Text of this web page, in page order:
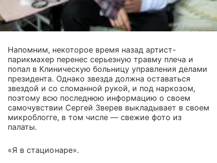
Напомним, некоторое время назад артист-
парикмахер перенес серьезную травму плеча и
попал в Клиническую больницу управления делами
президента. Однако звезда должна оставаться
звездой и со сломанной рукой, и под наркозом,
поэтому всю последнюю информацию о своем
самочувствии Сергей Зверев выкладывает в своем
микроблогге, в том числе — свежие фото из
палаты.
«Я в стационаре».